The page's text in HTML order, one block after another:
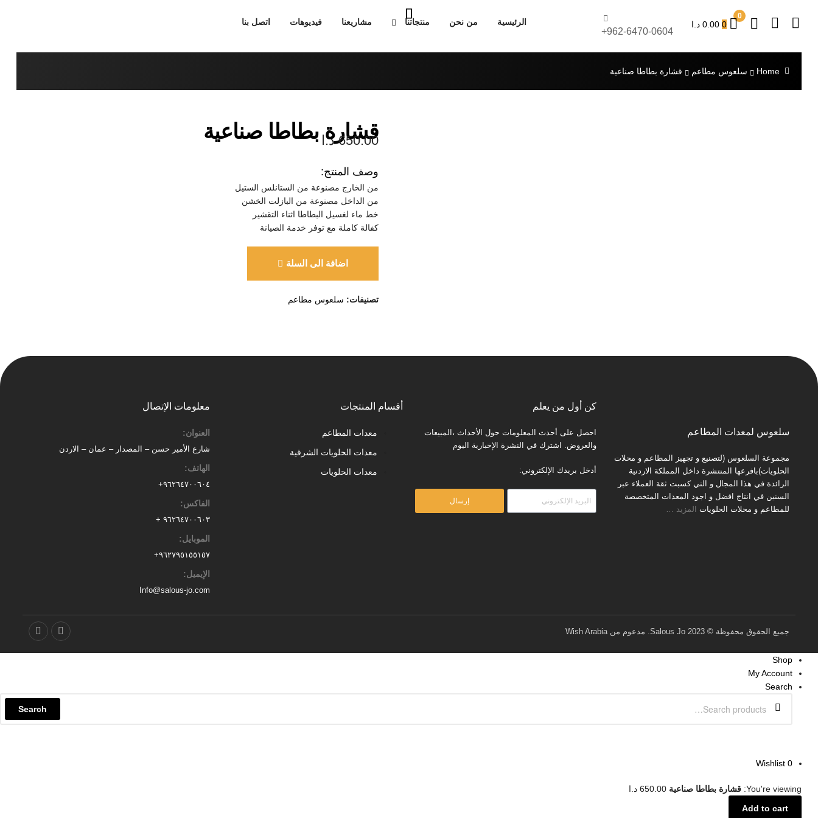
0
0
0.00 د.ا
962-6470-0604+
الرئيسية من نحن منتجاتنا مشاريعنا فيديوهات اتصل بنا
Home سلعوس مطاعم قشارة بطاطا صناعية
قشارة بطاطا صناعية
650.00 د.ا
وصف المنتج:
من الخارج مصنوعة من الستانلس الستيل
من الداخل مصنوعة من البازلت الخشن
خط ماء لغسيل البطاطا اثناء التقشير
كفالة كاملة مع توفر خدمة الصيانة
اضافة الى السلة
تصنيفات: سلعوس مطاعم
سلعوس لمعدات المطاعم
مجموعة السلعوس (لتصنيع و تجهيز المطاعم و محلات
الحلويات)بافرعها المنتشرة داخل المملكة الاردنية
الرائدة في هذا المجال و التي كسبت ثقة العملاء عبر
السنين في انتاج افضل و اجود المعدات المتخصصة
للمطاعم و محلات الحلويات المزيد …
كن أول من يعلم
احصل على أحدث المعلومات حول الأحداث ،المبيعات
والعروض. اشترك في النشرة الإخبارية اليوم
أدخل بريدك الإلكتروني:
إرسال
أقسام المنتجات
معدات المطاعم
معدات الحلويات الشرقية
معدات الحلويات
معلومات الإتصال
العنوان:
شارع الأمير حسن – المصدار – عمان – الاردن
الهاتف:
٩٦٢٦٤٧٠٠٦٠٤+
الفاكس:
٩٦٢٦٤٧٠٠٦٠٣ +
الموبايل:
٩٦٢٧٩٥١٥٥١٥٧+
الإيميل:
Info@salous-jo.com
جميع الحقوق محفوظة © 2023 Salous Jo. مدعوم من Wish Arabia
Shop
My Account
Search
Search
Wishlist 0
You're viewing: قشارة بطاطا صناعية 650.00 د.ا
Add to cart